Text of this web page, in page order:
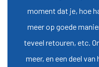
moment dat je, hoe
meer op goede
teveel retouren, etc.
meer, en een deel